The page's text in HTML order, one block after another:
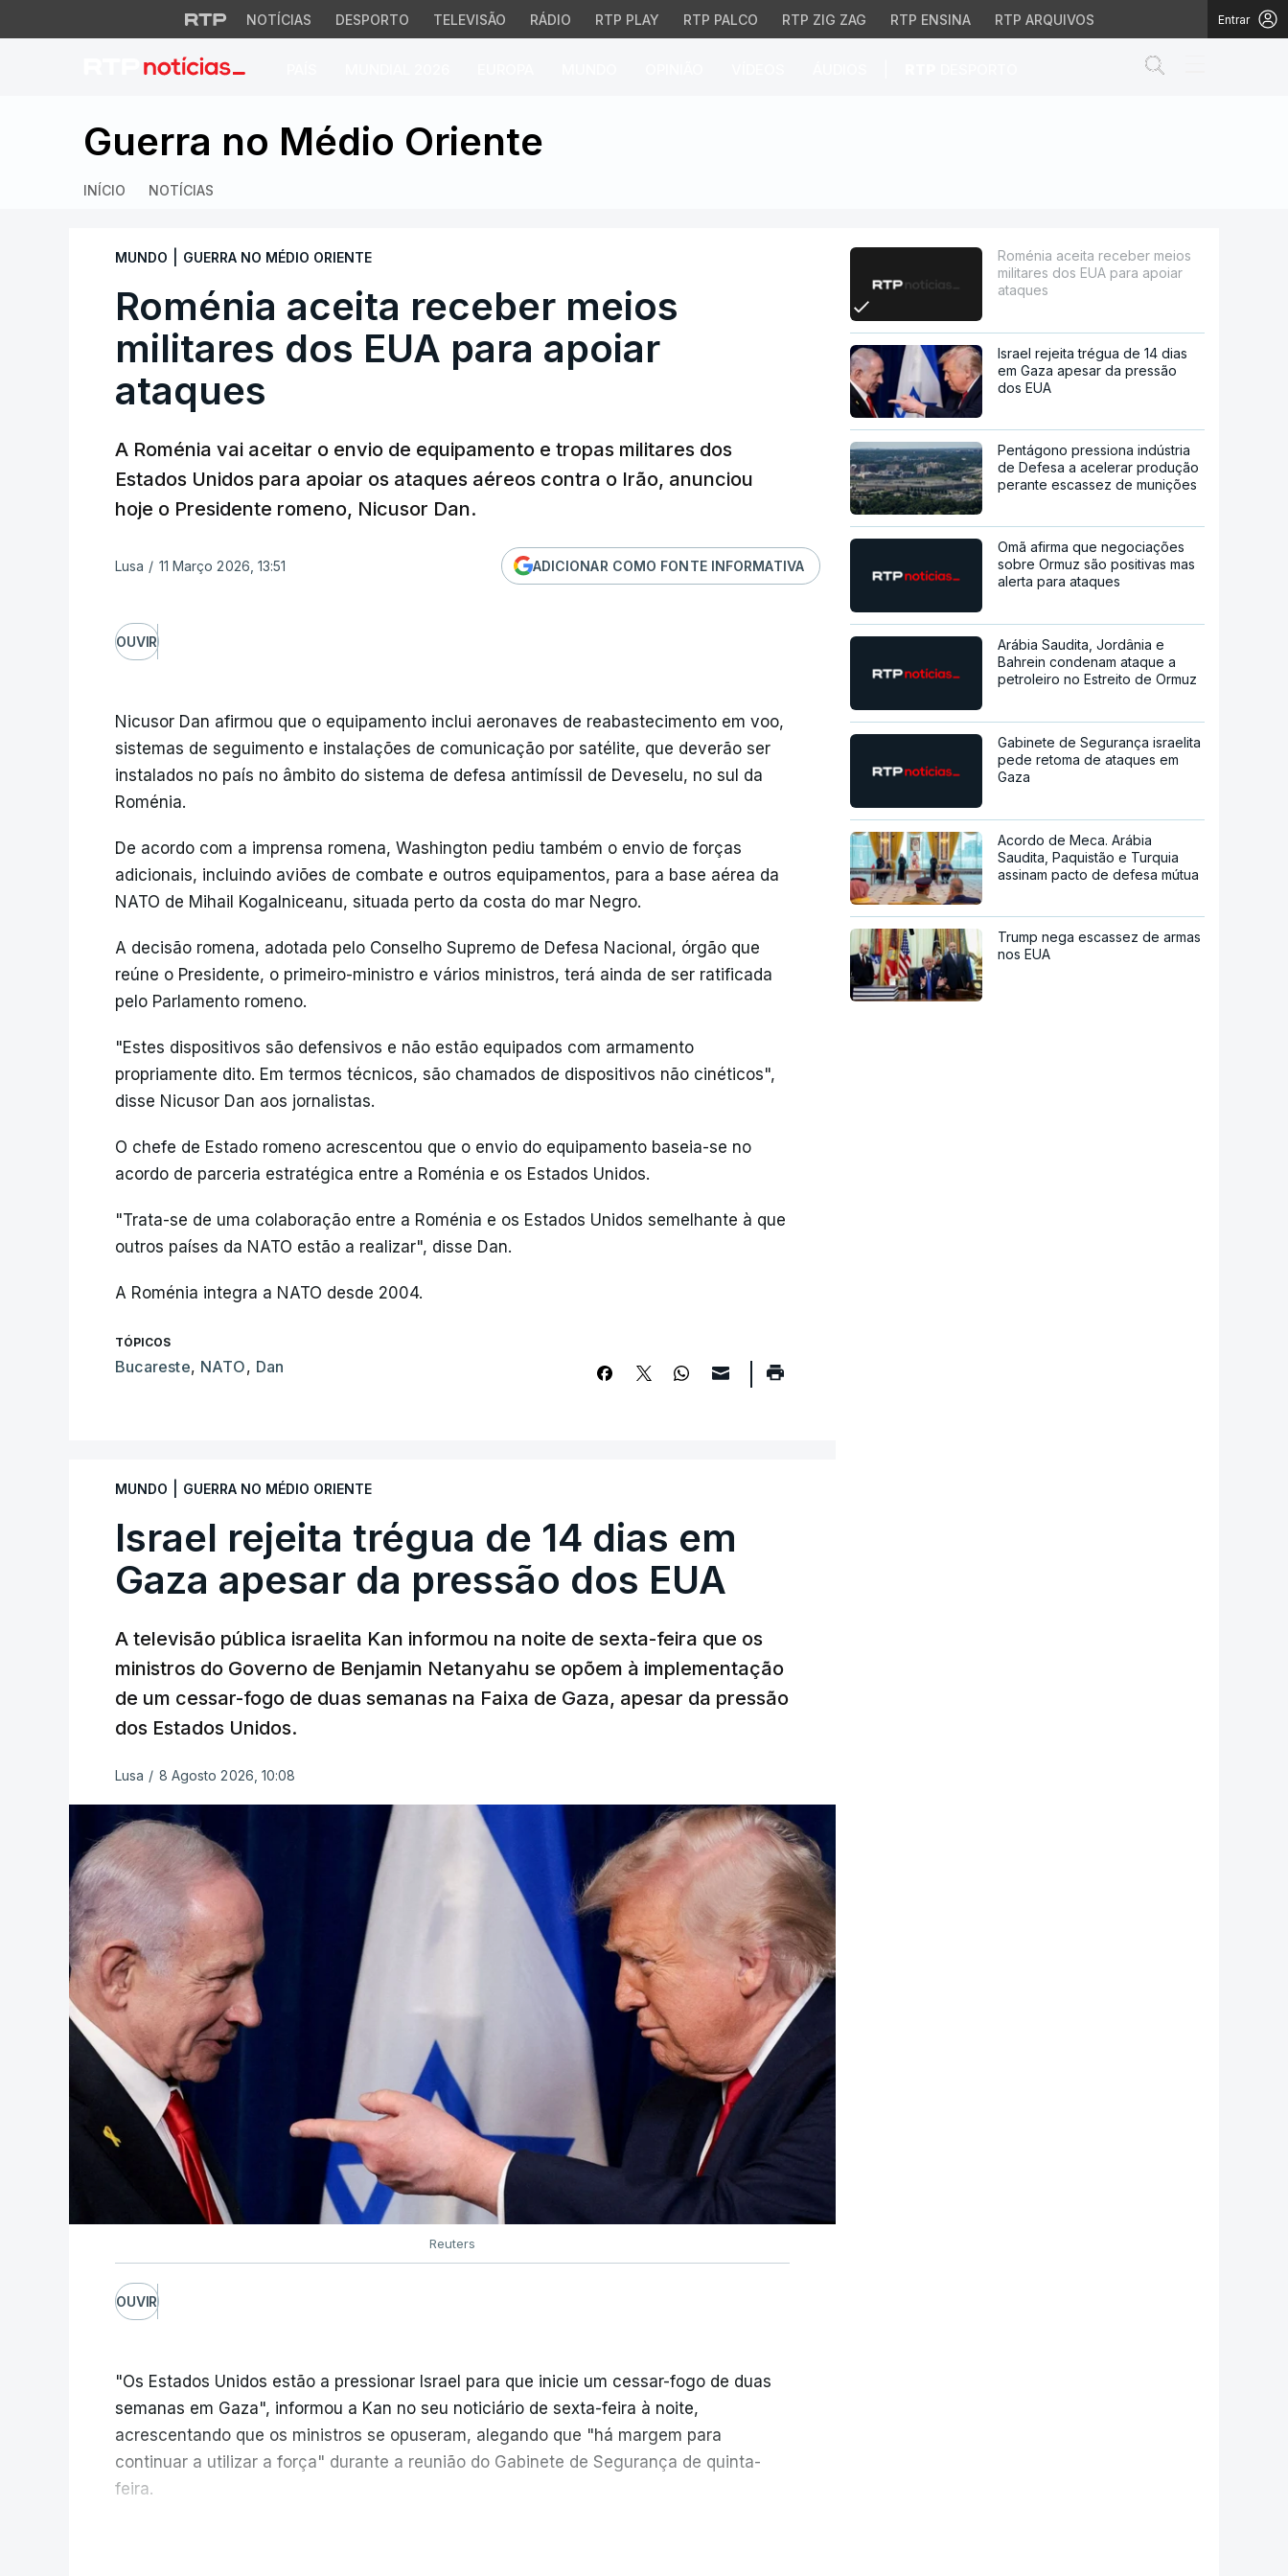
NOTÍCIAS DESPORTO TELEVISÃO RÁDIO RTP PLAY RTP PALCO RTP ZIG ZAG RTP ENSINA RTP ARQUIVOS Entrar
Roménia aceita receber meios militares dos EUA para apoiar
Guerra no Médio Oriente
INÍCIO NOTÍCIAS
MUNDO GUERRA NO MÉDIO ORIENTE
Roménia aceita receber meios
militares dos EUA para apoiar
ataques
A Roménia vai aceitar o envio de equipamento e tropas militares dos
Estados Unidos para apoiar os ataques aéreos contra o Irão, anunciou
hoje o Presidente romeno, Nicusor Dan.
Lusa / 11 Março 2026, 13:51 ADICIONAR COMO FONTE INFORMATIVA
OUVIR
Nicusor Dan afirmou que o equipamento inclui aeronaves de reabastecimento em voo,
sistemas de seguimento e instalações de comunicação por satélite, que deverão ser
instalados no país no âmbito do sistema de defesa antimíssil de Deveselu, no sul da
Roménia.
De acordo com a imprensa romena, Washington pediu também o envio de forças
adicionais, incluindo aviões de combate e outros equipamentos, para a base aérea da
NATO de Mihail Kogalniceanu, situada perto da costa do mar Negro.
A decisão romena, adotada pelo Conselho Supremo de Defesa Nacional, órgão que
reúne o Presidente, o primeiro-ministro e vários ministros, terá ainda de ser ratificada
pelo Parlamento romeno.
"Estes dispositivos são defensivos e não estão equipados com armamento
propriamente dito. Em termos técnicos, são chamados de dispositivos não cinéticos",
disse Nicusor Dan aos jornalistas.
O chefe de Estado romeno acrescentou que o envio do equipamento baseia-se no
acordo de parceria estratégica entre a Roménia e os Estados Unidos.
"Trata-se de uma colaboração entre a Roménia e os Estados Unidos semelhante à que
outros países da NATO estão a realizar", disse Dan.
A Roménia integra a NATO desde 2004.
TÓPICOS
Bucareste, NATO, Dan
MUNDO GUERRA NO MÉDIO ORIENTE
Israel rejeita trégua de 14 dias em
Gaza apesar da pressão dos EUA
A televisão pública israelita Kan informou na noite de sexta-feira que os
ministros do Governo de Benjamin Netanyahu se opõem à implementação
de um cessar-fogo de duas semanas na Faixa de Gaza, apesar da pressão
dos Estados Unidos.
Lusa / 8 Agosto 2026, 10:08
Reuters
OUVIR
"Os Estados Unidos estão a pressionar Israel para que inicie um cessar-fogo de duas
semanas em Gaza", informou a Kan no seu noticiário de sexta-feira à noite,
acrescentando que os ministros se opuseram, alegando que "há margem para
continuar a utilizar a força" durante a reunião do Gabinete de Segurança de quinta-
feira.
Roménia aceita receber meios
militares dos EUA para apoiar
ataques
Israel rejeita trégua de 14 dias
em Gaza apesar da pressão
dos EUA
Pentágono pressiona indústria
de Defesa a acelerar produção
perante escassez de munições
Omã afirma que negociações
sobre Ormuz são positivas mas
alerta para ataques
Arábia Saudita, Jordânia e
Bahrein condenam ataque a
petroleiro no Estreito de Ormuz
Gabinete de Segurança israelita
pede retoma de ataques em
Gaza
Acordo de Meca. Arábia
Saudita, Paquistão e Turquia
assinam pacto de defesa mútua
Trump nega escassez de armas
nos EUA